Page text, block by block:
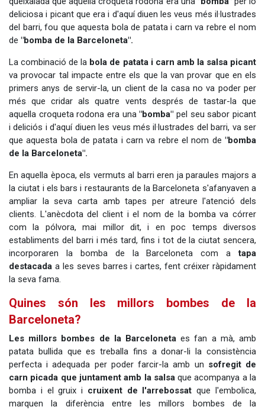
deliciosa i picant que era i d'aquí diuen les veus més il·lustrades
del barri, fou que aquesta bola de patata i carn va rebre el nom
de "bomba de la Barceloneta".
La combinació de la bola de patata i carn amb la salsa picant
va provocar tal impacte entre els que la van provar que en els
primers anys de servir-la, un client de la casa no va poder per
més que cridar als quatre vents després de tastar-la que
aquella croqueta rodona era una"bomba" pel seu sabor picant
i deliciós i d'aquí diuen les veus més il·lustrades del barri, va ser
que aquesta bola de patata i carn va rebre el nom de "bomba
de la Barceloneta".
En aquella època, els vermuts al barri eren ja paraules majors a
la ciutat i els bars i restaurants de la Barceloneta s'afanyaven a
ampliar la seva carta amb tapes per atreure l'atenció dels
clients. L'anècdota del client i el nom de la bomba va córrer
com la pólvora, mai millor dit, i en poc temps diversos
establiments del barri i més tard, fins i tot de la ciutat sencera,
incorporaren la bomba de la Barceloneta com atapa
destacada a les seves barres i cartes, fent créixer ràpidament
la seva fama.
Quines són les millors bombes de la
Barceloneta?
Les millors bombes de la Barceloneta es fan a mà, amb
patata bullida que es treballa fins a donar-li la consistència
perfecta i adequada per poder farcir-la amb un sofregit de
carn picada que juntament amb la salsaque acompanya a la
bomba i el gruix i cruixent de l'arrebossat que l'embolica,
marquen la diferència entre les millors bombes de la